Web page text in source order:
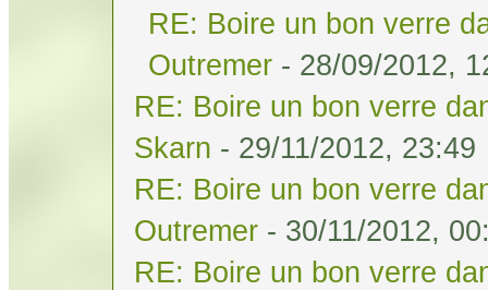
RE: Boire un bon verre
Outremer - 28/09/2012,
RE: Boire un bon verre
Skarn - 29/11/2012, 23:49
RE: Boire un bon verre
Outremer - 30/11/2012,
RE: Boire un bon verre